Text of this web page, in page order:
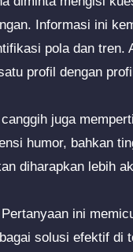
Informasi ini
pola dan tren.
profil dengan
juga
humor, bahkan
diharapkan lebih
ini
solusi efektif di